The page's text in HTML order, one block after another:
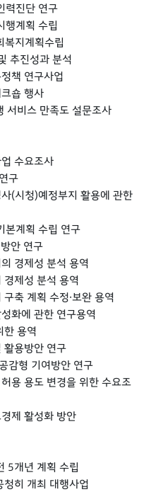
력진단 연구
행계획 수립
지계획수립
추진성과 분석
책 연구사업
숍 행사
서비스 만족도 설문조사
수요조사
구
(시청)예정부지 활용에 관한
본계획 수립 연구
안 연구
경제성 분석 용역
제성 분석 용역
축 계획 수정·보완 용역
화에 관한 연구용역
용역
용방안 연구
감형 기여방안 연구
용 용도 변경을 위한 수요조
제 활성화 방안
5개년 계획 수립
히 개최 대행사업